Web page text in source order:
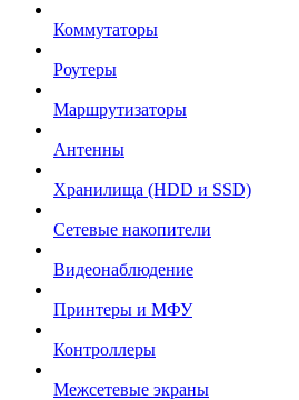
Коммутаторы
Роутеры
Маршрутизаторы
Антенны
Хранилища (HDD и SSD)
Сетевые накопители
Видеонаблюдение
Принтеры и МФУ
Контроллеры
Межсетевые экраны